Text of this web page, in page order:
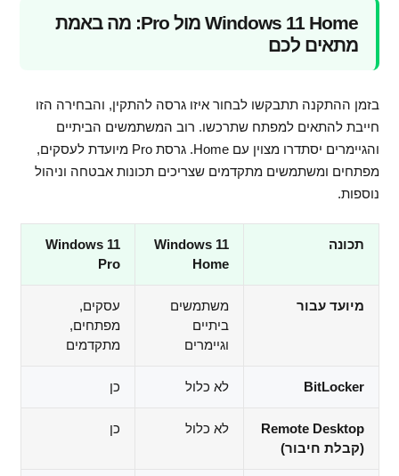
Windows 11 Home מול Pro: מה באמת
מתאים לכם
בזמן ההתקנה תתבקשו לבחור איזו גרסה להתקין, והבחירה הזו
חייבת להתאים למפתח שתרכשו. רוב המשתמשים הביתיים
והגיימרים יסתדרו מצוין עם Home. גרסת Pro מיועדת לעסקים,
מפתחים ומשתמשים מתקדמים שצריכים תכונות אבטחה וניהול
נוספות.
תכונה
Windows 11
Home
Windows 11
Pro
מיועד עבור
משתמשים
ביתיים
וגיימרים
עסקים,
מפתחים,
מתקדמים
BitLocker לא כלול כן
Remote Desktop
(קבלת חיבור)
לא כלול כן